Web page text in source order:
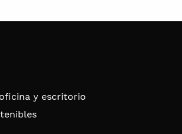
y escritorio